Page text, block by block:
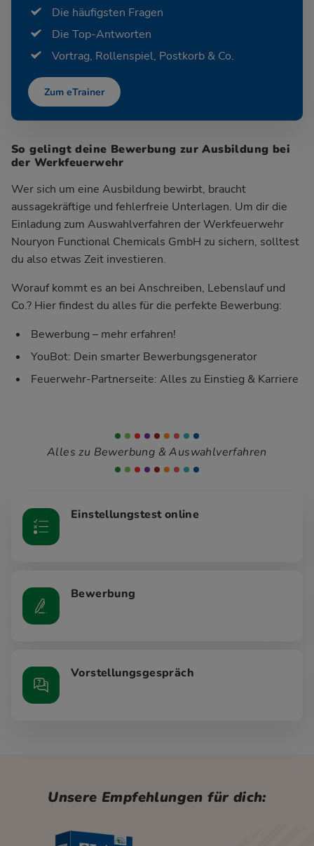
Die häufigsten Fragen
Die Top-Antworten
Vortrag, Rollenspiel, Postkorb & Co.
Zum eTrainer
So gelingt deine Bewerbung zur Ausbildung bei
der Werkfeuerwehr
Wer sich um eine Ausbildung bewirbt, braucht
aussagekräftige und fehlerfreie Unterlagen. Um dir die
Einladung zum Auswahlverfahren der Werkfeuerwehr
Nouryon Functional Chemicals GmbH zu sichern, solltest
du also etwas Zeit investieren.
Worauf kommt es an bei Anschreiben, Lebenslauf und
Co.? Hier findest du alles für die perfekte Bewerbung:
Bewerbung – mehr erfahren!
YouBot: Dein smarter Bewerbungsgenerator
Feuerwehr-Partnerseite: Alles zu Einstieg & Karriere
Alles zu Bewerbung & Auswahlverfahren
Einstellungstest online
Bewerbung
Vorstellungsgespräch
Unsere Empfehlungen für dich: